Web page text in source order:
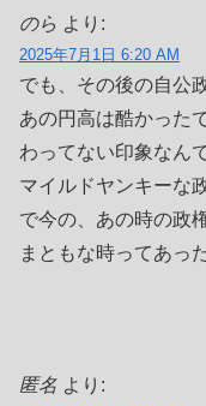
のら より:
2025年7月1日 6:20 AM
でも、その後の自公
あの円高は酷かった
わってない印象なん
マイルドヤンキーな
で今の、あの時の政
まともな時ってあっ
匿名 より: